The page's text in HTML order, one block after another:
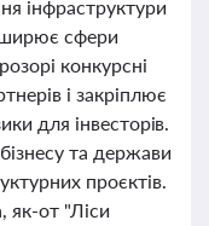
інфраструктури
сфери
конкурсні
і закріплює
для інвесторів.
та держави
проєктів.
як-от "Ліси